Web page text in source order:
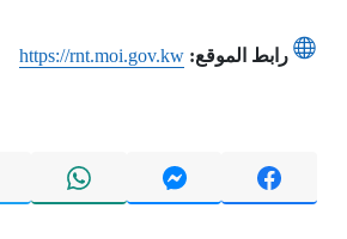
رابط الموقع: https://rnt.moi.gov.kw